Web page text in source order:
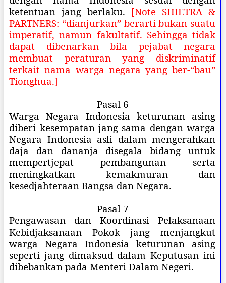
ketentuan jang berlaku. [Note SHIETRA &
PARTNERS: “dianjurkan” berarti bukan suatu
imperatif, namun fakultatif. Sehingga tidak
dapat dibenarkan bila pejabat negara
membuat peraturan yang diskriminatif
terkait nama warga negara yang ber-“bau”
Tionghua.]
Pasal 6
Warga Negara Indonesia keturunan asing
diberi kesempatan jang sama dengan warga
Negara Indonesia asli dalam mengerahkan
daja dan dananja disegala bidang untuk
mempertjepat pembangunan serta
meningkatkan kemakmuran dan
kesedjahteraan Bangsa dan Negara.
Pasal 7
Pengawasan dan Koordinasi Pelaksanaan
Kebidjaksanaan Pokok jang menjangkut
warga Negara Indonesia keturunan asing
seperti jang dimaksud dalam Keputusan ini
dibebankan pada Menteri Dalam Negeri.